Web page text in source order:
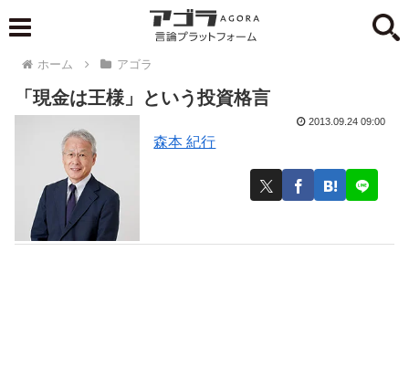
ホーム アゴラ
「現金は王様」という投資格言
森本 紀行
2013.09.24 09:00